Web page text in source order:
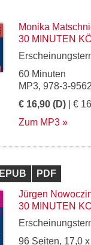
Monika
30 MINUTEN
60 Minuten
MP3, 978-3-
€ 16,90 (D) | €
Zum MP3
EPUB
PDF
Jürgen
30 MINUTEN
96 Seiten, 17,0